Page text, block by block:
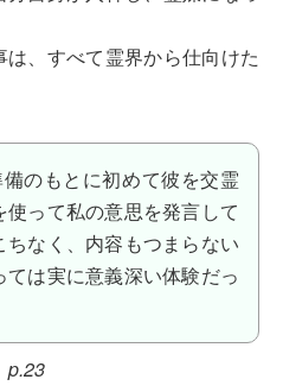
、すべて霊界から仕向けた
のもとに初めて彼を交霊
って私の意思を発言して
なく、内容もつまらない
は実に意義深い体験だっ
p.23